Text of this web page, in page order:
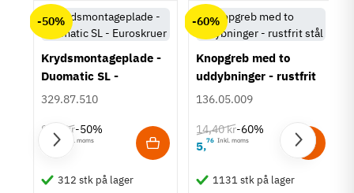
Materiale
Zinklegering
Overflade
Alufarvet
Eloxeret
Metallisk
Hulafstand
32 mm
128 mm
chat Anmeldelser (0)
-50%
Krydsmontageplade -
Duomatic SL -
Euroskruer
329.87.510
9,25 kr-50%
63 Inkl. moms
312 stk på lager
-60%
Knopgreb med to
uddybninger - rustfrit
stål
136.05.009
14,40 kr-60%
5,76 Inkl. moms
1131 stk på lager